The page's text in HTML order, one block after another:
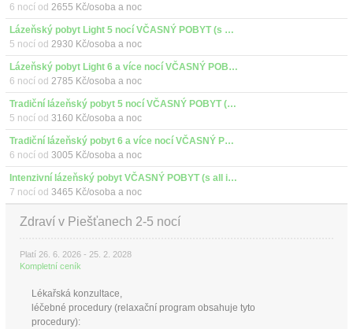
6 nocí od 2655 Kč/osoba a noc
Lázeňský pobyt Light 5 nocí VČASNÝ POBYT (s all inclusive)
5 nocí od 2930 Kč/osoba a noc
Lázeňský pobyt Light 6 a více nocí VČASNÝ POBYT (s all inclusive)
6 nocí od 2785 Kč/osoba a noc
Tradiční lázeňský pobyt 5 nocí VČASNÝ POBYT (s all inclusive)
5 nocí od 3160 Kč/osoba a noc
Tradiční lázeňský pobyt 6 a více nocí VČASNÝ POBYT (s all inclusive)
6 nocí od 3005 Kč/osoba a noc
Intenzivní lázeňský pobyt VČASNÝ POBYT (s all inclusive)
7 nocí od 3465 Kč/osoba a noc
Zdraví v Piešťanech 2-5 nocí
Platí 26. 6. 2026 - 25. 2. 2028
Kompletní ceník
Lékařská konzultace,
léčebné procedury (relaxační program obsahuje tyto
procedury):